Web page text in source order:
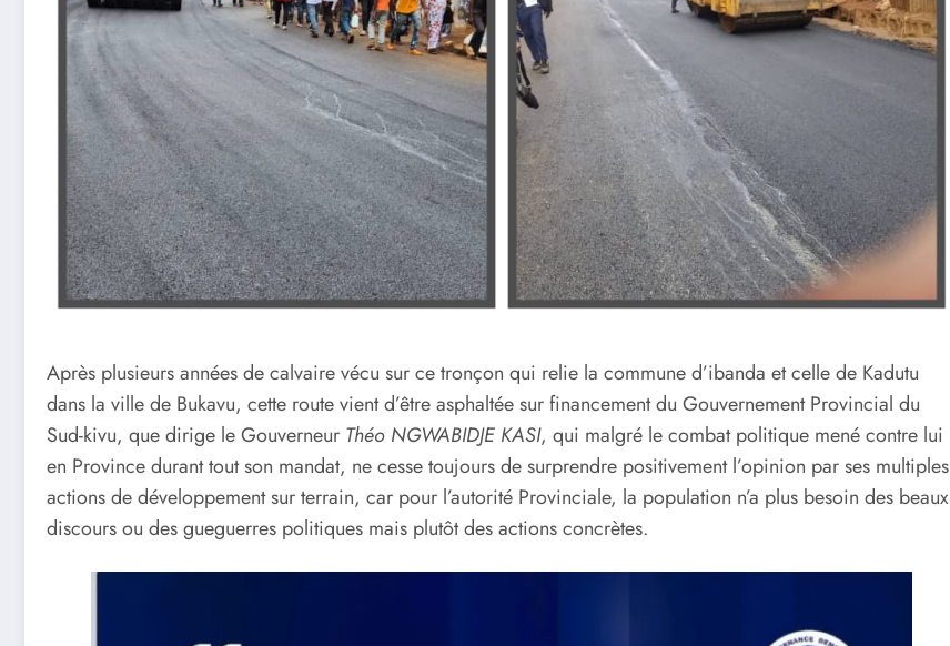
Après plusieurs années de calvaire vécu sur ce tronçon qui relie la commune d’ibanda et celle de Kadutu
dans la ville de Bukavu, cette route vient d’être asphaltée sur financement du Gouvernement Provincial du
Sud-kivu, que dirige le Gouverneur Théo NGWABIDJE KASI, qui malgré le combat politique mené contre lui
en Province durant tout son mandat, ne cesse toujours de surprendre positivement l’opinion par ses multiples
actions de développement sur terrain, car pour l’autorité Provinciale, la population n’a plus besoin des beaux
discours ou des gueguerres politiques mais plutôt des actions concrètes.